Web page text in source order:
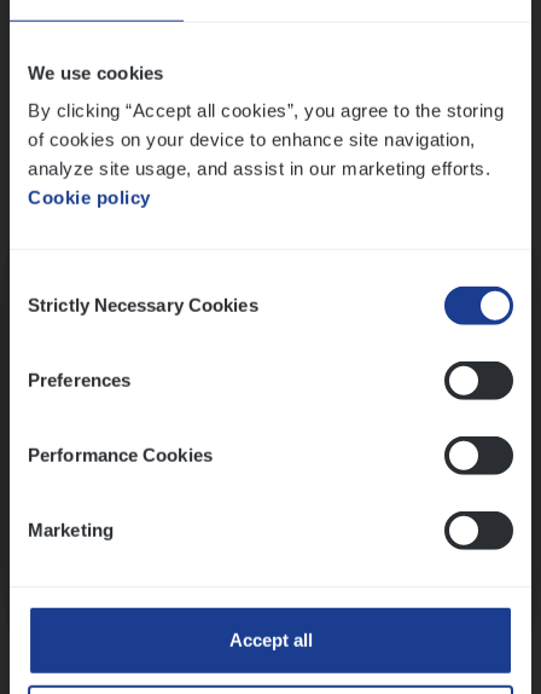
We use cookies
By clicking “Accept all cookies”, you agree to the storing
of cookies on your device to enhance site navigation,
analyze site usage, and assist in our marketing efforts.
Cookie policy
Selection
Strictly Necessary Cookies
Preferences
Performance Cookies
Marketing
Accept all